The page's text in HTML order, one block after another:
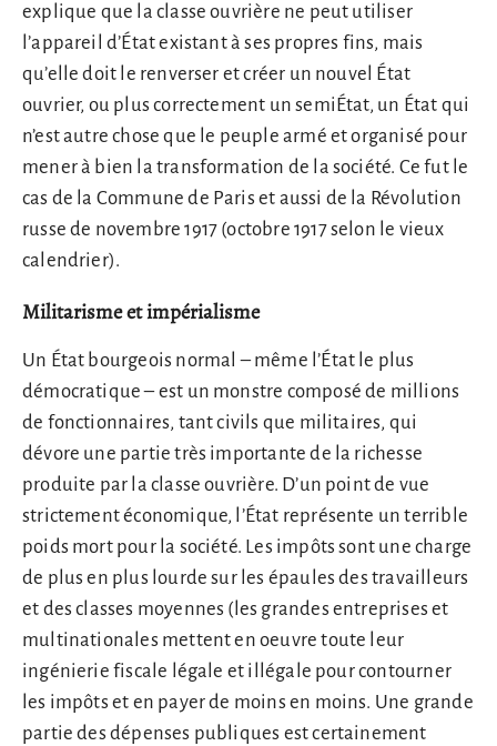
explique que la classe ouvrière ne peut utiliser
l’appareil d’État existant à ses propres fins, mais
qu’elle doit le renverser et créer un nouvel État
ouvrier, ou plus correctement un semiÉtat, un État qui
n’est autre chose que le peuple armé et organisé pour
mener à bien la transformation de la société. Ce fut le
cas de la Commune de Paris et aussi de la Révolution
russe de novembre 1917 (octobre 1917 selon le vieux
calendrier).
Militarisme et impérialisme
Un État bourgeois normal – même l’État le plus
démocratique – est un monstre composé de millions
de fonctionnaires, tant civils que militaires, qui
dévore une partie très importante de la richesse
produite par la classe ouvrière. D’un point de vue
strictement économique, l’État représente un terrible
poids mort pour la société. Les impôts sont une charge
de plus en plus lourde sur les épaules des travailleurs
et des classes moyennes (les grandes entreprises et
multinationales mettent en oeuvre toute leur
ingénierie fiscale légale et illégale pour contourner
les impôts et en payer de moins en moins. Une grande
partie des dépenses publiques est certainement